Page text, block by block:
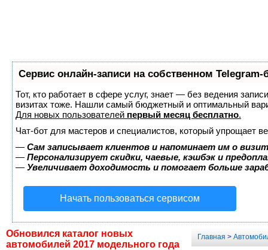
Сервис онлайн-записи на собственном Telegram-
Тот, кто работает в сфере услуг, знает — без ведения
визитах тоже. Нашли самый бюджетный и оптимальный
Для новых пользователей первый месяц бесплатно.
Чат-бот для мастеров и специалистов, который упрощает
— Сам записывает клиентов и напоминает им о
— Персонализирует скидки, чаевые, кэшбэк и
— Увеличивает доходимость и помогает больше
Начать пользоваться сервисом
Обновился каталог новых
автомобилей 2017 модельного года
Главная >